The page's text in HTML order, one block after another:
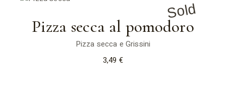
Sold
Pizza secca al pomodoro
Pizza secca e Grissini
3,49 €